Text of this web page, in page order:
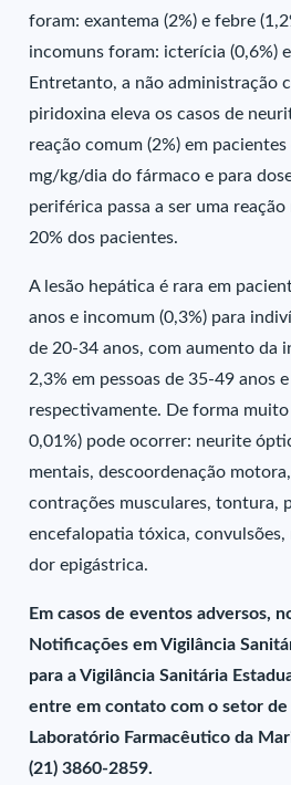
foram: exantema (2%) e febre
incomuns foram: icterícia (0,6%)
Entretanto, a não administração
piridoxina eleva os casos de
reação comum (2%) em
mg/kg/dia do fármaco e para
periférica passa a ser uma
20% dos pacientes.
A lesão hepática é rara em
anos e incomum (0,3%) para
de 20-34 anos, com aumento da
2,3% em pessoas de 35-49 anos
respectivamente. De forma
0,01%) pode ocorrer: neurite
mentais, descoordenação
contrações musculares, tontura,
encefalopatia tóxica, convulsões,
dor epigástrica.
Em casos de eventos adversos,
Notificações em Vigilância
para a Vigilância Sanitária
entre em contato com o setor de
Laboratório Farmacêutico da
(21) 3860-2859.